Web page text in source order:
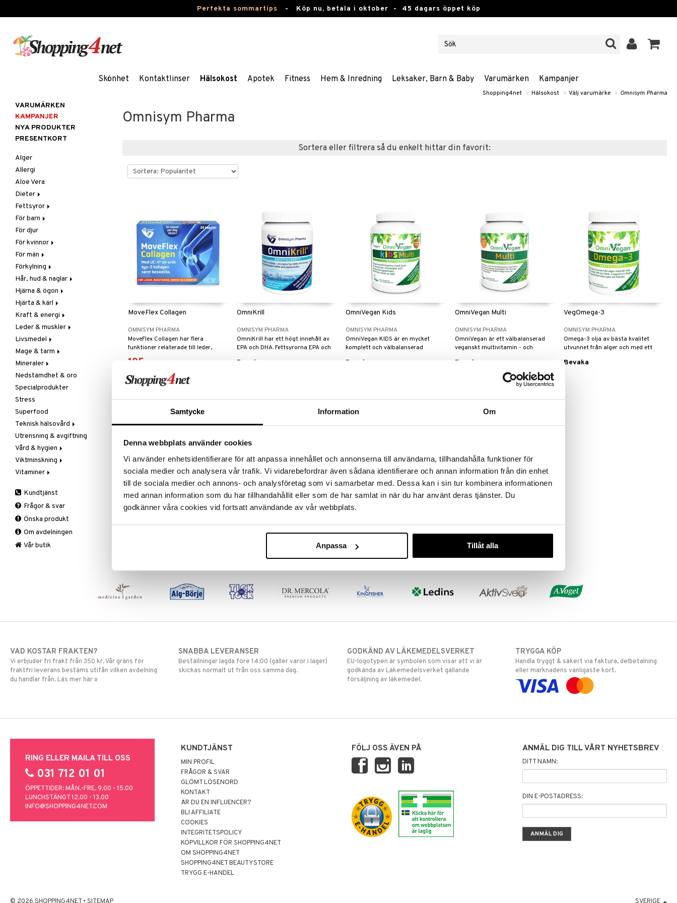
Samtycke Information Om
Denna webbplats använder cookies
Vi använder enhetsidentifierare för att anpassa innehållet och annonserna till användarna, tillhandahålla funktioner för
sociala medier och analysera vår trafik. Vi vidarebefordrar även sådana identifierare och annan information från din enhet
till de sociala medier och annons- och analysföretag som vi samarbetar med. Dessa kan i sin tur kombinera informationen
med annan information som du har tillhandahållit eller som de har samlat in när du har använt deras tjänster. Du
godkänner våra cookies vid fortsatt användande av vår webbplats.
Anpassa Tillåt alla
Perfekta sommartips - Köp nu, betala i oktober - 45 dagars öppet köp
Skönhet Kontaktlinser Hälsokost Apotek Fitness Hem & Inredning Leksaker, Barn & Baby Varumärken Kampanjer
Shopping4net » Hälsokost » Välj varumärke » Omnisym Pharma
Omnisym Pharma
Sortera eller filtrera så du enkelt hittar din favorit:
MoveFlex Collagen
OMNISYM PHARMA
MoveFlex Collagen har flera
funktioner relaterade till leder,
brosk, bindväv och skelett.
185
OmniKrill
OMNISYM PHARMA
OmniKrill har ett högt innehåll av
EPA och DHA. Fettsyrorna EPA och
Bevaka
OmniVegan Kids
OMNISYM PHARMA
OmniVegan KIDS är en mycket
komplett och välbalanserad
Bevaka
OmniVegan Multi
OMNISYM PHARMA
OmniVegan är ett välbalanserad
veganskt multivitamin - och
Bevaka
VegOmega-3
OMNISYM PHARMA
Omega-3 olja av bästa kvalitet
utvunnet från alger och med ett
Bevaka
VARUMÄRKEN
KAMPANJER
NYA PRODUKTER
PRESENTKORT
Alger
Allergi
Aloe Vera
Dieter
Glutenintolerans
LCHF
Raw Food
Fettsyror
Marina fettsyror
Veg fettsyror
För barn
Fettsyror
Hudvård
Vitamin & mineral
För djur
För kvinnor
Graviditet & amning
Klimakterie & PMS
Näringstillskott
Övriga
Sex & lust
Skelett
Urinvägar
För män
Näringstillskott
Övriga
Prostata
Sex & lust
Förkylning
C-vitamin
Förebyggande &
lindrande
Hostdämpande
Öron, näsa & hals
Övriga
Virushämmande
Vitlök
Hår, hud & naglar
Hår
Kosttillskott
Sol & pigment
Hjärna & ögon
Fettsyror
Minne
Ögon
Hjärta & kärl
Ginkgo biloba
Kärlstärkande
Kolesterolsänkande
Marina fettsyror
Veg fettsyror
Kraft & energi
Ginseng
Övriga
Prestation
Q-10
Rosenrot
Schizandra
Leder & muskler
Kosttillskott
Utvärtes
Livsmedel
Bars
Choklad
Diverse
Drycker
Förvaring
Frukt, frö & nötter
Groddning
Kokos
Kryddor & buljong
Mjöl & bak
Nöt-& fröpasta
Raw Food
Snacks
Sötning
Te
Mage & tarm
Drycker
Fibrer
Matsmältning
Syrareglerande
Tarm
Utrensning
Mineraler
Järn
Kalcium
Krom
Magnesium
Multimineraler
Övriga
Selen
Zink
Nedstämdhet & oro
Specialprodukter
Stress
Superfood
Teknisk hälsovård
Ljusterapi
Luftfuktare
Massage
Övrigt
Utrensning & avgiftning
Vård & hygien
Ansiktsvård
Cremer
Rakprodukter
Rengöring
Specialprodukter
Giftset
Fotvård
Handvård
Tillbehör
Hårvård
Balsam
Schampo
Specialprodukter
Intim
Kosmetika
Hud
Läppar
Kropp
Bad, dusch & tvål
Mun & tänder
Viktminskning
Äppelcidervinäger
Fasta
Fettförbränning
Måltidsersättning
Övriga
Vitaminer
Antioxidanter
B vitaminer
Barn
C vitaminer
Kvinna
Kundtjänst
Frågor & svar
Önska produkt
Om avdelningen
Vår butik
VAD KOSTAR FRAKTEN?
Vi erbjuder fri frakt från 350 kr. Vår gräns för
fraktfri leverans bestäms utifån vilken avdelning
du handlar från. Läs mer här »
SNABBA LEVERANSER
Beställningar lagda före 14:00 (gäller varor i lager)
skickas normalt ut från oss samma dag.
GODKÄND AV LÄKEMEDELSVERKET
EU-logotypen är symbolen som visar att vi är
godkända av Läkemedelsverket gällande
försäljning av läkemedel.
TRYGGA KÖP
Handla tryggt & säkert via faktura, delbetalning
eller marknadens vanligaste kort.
RING ELLER MAILA TILL OSS
031 712 01 01
ÖPPETTIDER: MÅN.-FRE. 9.00 - 15.00
LUNCHSTÄNGT 12.00 - 13.00
INFO@SHOPPING4NET.COM
KUNDTJÄNST
MIN PROFIL
FRÅGOR & SVAR
GLÖMT LÖSENORD
KONTAKT
ÄR DU EN INFLUENCER?
BLI AFFILIATE
COOKIES
INTEGRITETSPOLICY
KÖPVILLKOR FÖR SHOPPING4NET
OM SHOPPING4NET
SHOPPING4NET BEAUTYSTORE
TRYGG E-HANDEL
FÖLJ OSS ÄVEN PÅ ANMÄL DIG TILL VÅRT NYHETSBREV
DITT NAMN:
DIN E-POSTADRESS: